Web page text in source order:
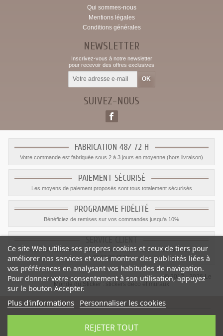
Qui sommes-nous
Mentions légales
Conditions générales
NEWSLETTER
Inscrivez-vous à notre newsletter
pour recevoir des offres exclusives
SUIVEZ-NOUS
FABRICATION 48/ 72 H
Votre commande est fabriquée sous 2 à 3 jours en moyenne (hors livraison)
PAIEMENT SÉCURISÉ
Les moyens de paiement proposés sont tous totalement sécurisés
PROGRAMME FIDÉLITÉ
Bénéficiez de remises sur vos commandes jusqu'a 10%
Le service client est a votre disposition du lundi au vendredi de 8h à 17h
09.82.28.47.69.
© 2012 - 2026 Le
Monde du Sticker :
stickers déco et muraux
Sticker mural Grue deco- Catégorie:Transports
Ce site Web utilise ses propres cookies et ceux de tiers pour
améliorer nos services et vous montrer des publicités liées à
vos préférences en analysant vos habitudes de navigation.
Pour donner votre consentement à son utilisation, appuyez
sur le bouton Accepter.
Plus d'informations Personnaliser les cookies
REJETER TOUT